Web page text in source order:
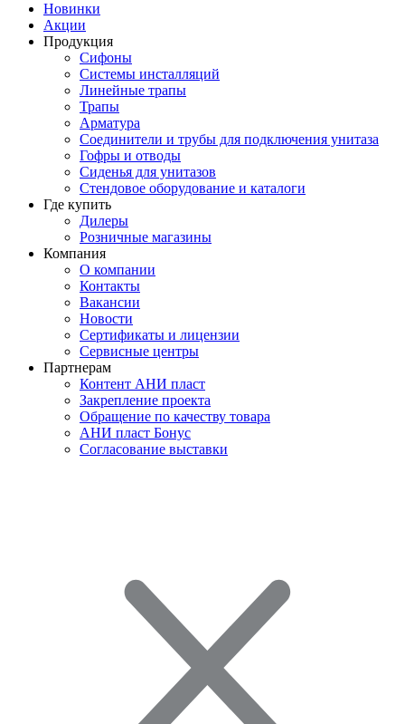
Новинки
Акции
Продукция
Сифоны
Системы инсталляций
Линейные трапы
Трапы
Арматура
Соединители и трубы для подключения унитаза
Гофры и отводы
Сиденья для унитазов
Стендовое оборудование и каталоги
Где купить
Дилеры
Розничные магазины
Компания
О компании
Контакты
Вакансии
Новости
Сертификаты и лицензии
Сервисные центры
Партнерам
Контент АНИ пласт
Закрепление проекта
Обращение по качеству товара
АНИ пласт Бонус
Согласование выставки